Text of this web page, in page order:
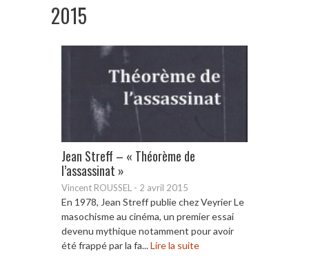
2015
Jean Streff – « Théorème de
l’assassinat »
Vincent ROUSSEL - 2 avril 2015
En 1978, Jean Streff publie chez Veyrier Le
masochisme au cinéma, un premier essai
devenu mythique notamment pour avoir
été frappé par la fa...Lire la suite